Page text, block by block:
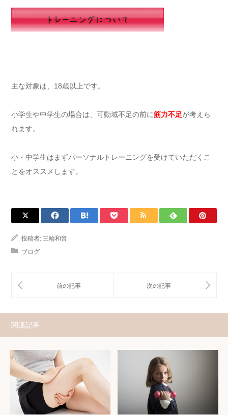
主な対象は、18歳以上です。
小学生や中学生の場合は、可動域不足の前に筋力不足が考えら
れます。
小・中学生はまずパーソナルトレーニングを受けていただくこ
とをオススメします。
投稿者: 三輪和音
ブログ
関連記事